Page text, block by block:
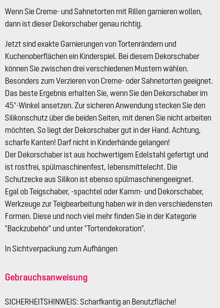
Wenn Sie Creme- und Sahnetorten mit Rillen garnieren wollen,
dann ist dieser Dekorschaber genau richtig.
Jetzt sind exakte Garnierungen von Tortenrändern und
Kuchenoberflächen ein Kinderspiel. Bei diesem Dekorschaber
können Sie zwischen drei verschiedenen Mustern wählen.
Besonders zum Verzieren von Creme- oder Sahnetorten geeignet.
Das beste Ergebnis erhalten Sie, wenn Sie den Dekorschaber im
45°-Winkel ansetzen. Zur sicheren Anwendung stecken Sie den
Silikonschutz über die beiden Seiten, mit denen Sie nicht arbeiten
möchten. So liegt der Dekorschaber gut in der Hand. Achtung,
scharfe Kanten! Darf nicht in Kinderhände gelangen!
Der Dekorschaber ist aus hochwertigem Edelstahl gefertigt und
ist rostfrei, spülmaschinenfest, lebensmittelecht. Die
Schutzecke aus Silikon ist ebenso spülmaschinengeeignet.
Egal ob Teigschaber, -spachtel oder Kamm- und Dekorschaber,
Werkzeuge zur Teigbearbeitung haben wir in den verschiedensten
Formen. Diese und noch viel mehr finden Sie in der Kategorie
"Backzubehör" und unter "Tortendekoration".
In Sichtverpackung zum Aufhängen
Gebrauchsanweisung
SICHERHEITSHINWEIS: Scharfkantig an Benutzfläche!